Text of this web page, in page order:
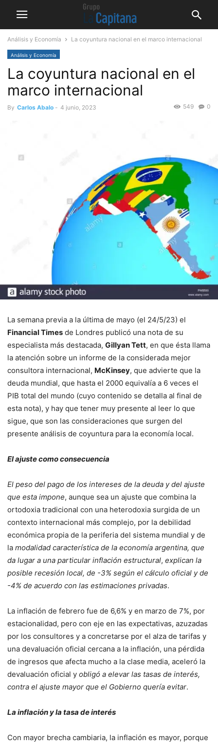
Análisis y Economía La coyuntura nacional en el marco internacional
Análisis y Economía
La coyuntura nacional en el
marco internacional
By Carlos Abalo - 4 junio, 2023 0
549
La semana previa a la última de mayo (el 24/5/23) el
Financial Times de Londres publicó una nota de su
especialista más destacada, Gillyan Tett, en que ésta llama
la atención sobre un informe de la considerada mejor
consultora internacional, McKinsey, que advierte que la
deuda mundial, que hasta el 2000 equivalía a 6 veces el
PIB total del mundo (cuyo contenido se detalla al final de
esta nota), y hay que tener muy presente al leer lo que
sigue, que son las consideraciones que surgen del
presente análisis de coyuntura para la economía local.
El ajuste como consecuencia
El peso del pago de los intereses de la deuda y del ajuste
que esta impone, aunque sea un ajuste que combina la
ortodoxia tradicional con una heterodoxia surgida de un
contexto internacional más complejo, por la debilidad
económica propia de la periferia del sistema mundial y de
la modalidad característica de la economía argentina, que
da lugar a una particular inflación estructural, explican la
posible recesión local, de -3% según el cálculo oficial y de
-4% de acuerdo con las estimaciones privadas.
La inflación de febrero fue de 6,6% y en marzo de 7%, por
estacionalidad, pero con eje en las expectativas, azuzadas
por los consultores y a concretarse por el alza de tarifas y
una devaluación oficial cercana a la inflación, una pérdida
de ingresos que afecta mucho a la clase media, aceleró la
devaluación oficial y obligó a elevar las tasas de interés,
contra el ajuste mayor que el Gobierno quería evitar.
La inflación y la tasa de interés
Con mayor brecha cambiaria, la inflación es mayor, porque